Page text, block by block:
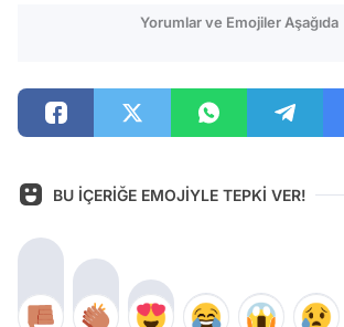
Yorumlar ve Emojiler Aşağıda
BU İÇERİĞE EMOJİYLE TEPKİ VER!